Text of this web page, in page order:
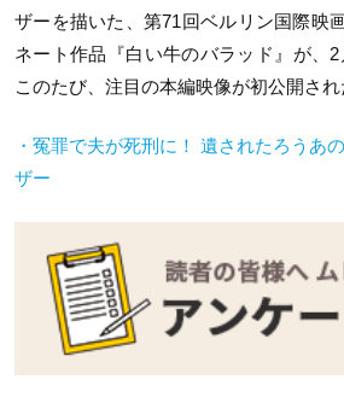
ザーを描いた、第71回ベルリン国際映
ネート作品『白い牛のバラッド』が、2
このたび、注目の本編映像が初公開され
・冤罪で夫が死刑に！ 遺されたろうあ
ザー